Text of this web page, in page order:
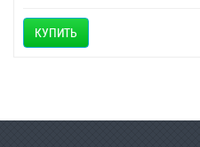
КУПИТЬ